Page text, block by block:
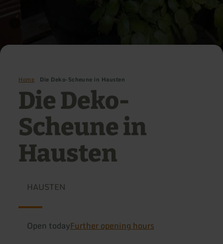
Home Die Deko-Scheune in Hausten
Die Deko-
Scheune in
Hausten
HAUSTEN
Open todayFurther opening hours